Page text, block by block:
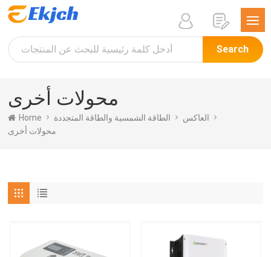
Search
محولات أخرى
Home الطاقة الشمسية والطاقة المتجددة
العاكس
محولات أخرى